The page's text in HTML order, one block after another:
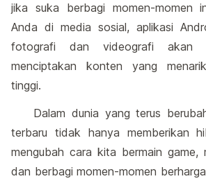
jika suka berbagi momen-momen
Anda di media sosial, aplikasi
fotografi dan videografi akan
menciptakan konten yang
tinggi.
Dalam dunia yang terus
terbaru tidak hanya memberikan
mengubah cara kita bermain game,
dan berbagi momen-momen